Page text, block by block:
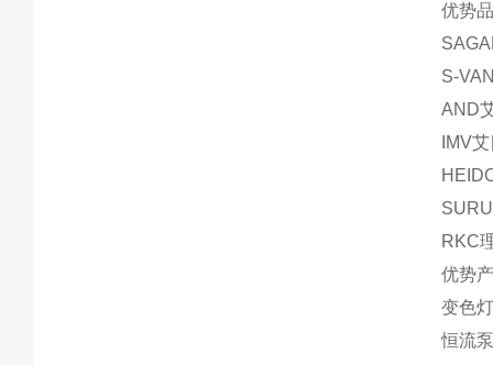
优势
S-
AND
IMV
RKC
优势
变色
恒流